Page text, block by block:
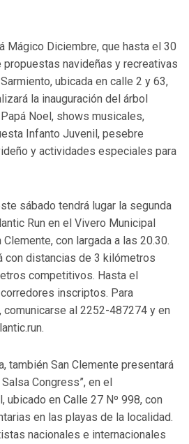
Mágico Diciembre, que hasta el 30
navideñas y recreativas
ubicada en calle 2 y 63,
la inauguración del árbol
Noel, shows musicales,
Infanto Juvenil, pesebre
y actividades especiales para
sábado tendrá lugar la segunda
Run en el Vivero Municipal
con largada a las 20.30.
con distancias de 3 kilómetros
competitivos. Hasta el
inscriptos. Para
al 2252-487274 y en
también San Clemente presentará
Congress”, en el
ubicado en Calle 27 Nº 998, con
en las playas de la localidad.
nacionales e internacionales